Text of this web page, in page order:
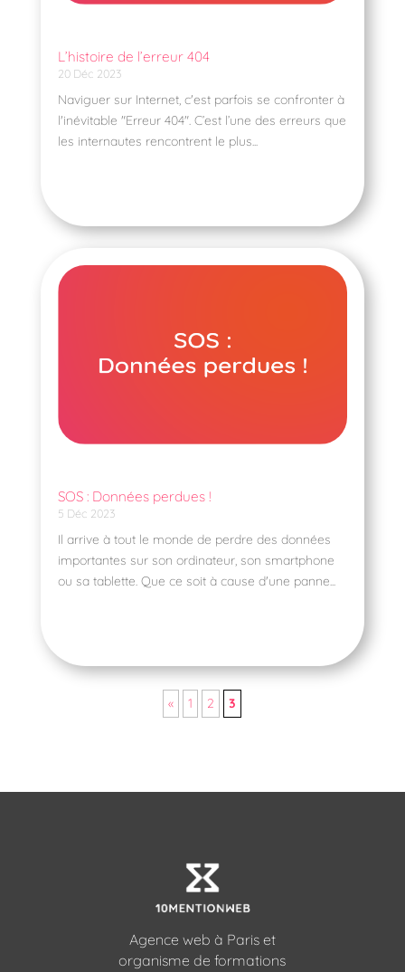
L’histoire de l’erreur 404
20 Déc 2023
Naviguer sur Internet, c'est parfois se confronter à
l'inévitable "Erreur 404". C’est l’une des erreurs que
les internautes rencontrent le plus...
SOS : Données perdues !
5 Déc 2023
Il arrive à tout le monde de perdre des données
importantes sur son ordinateur, son smartphone
ou sa tablette. Que ce soit à cause d'une panne...
« 1 2 3
Agence web à Paris et
organisme de formations